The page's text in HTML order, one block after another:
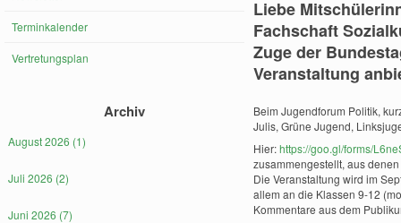
Liebe
Fachschaft
Zuge der
Veranstaltung
Beim Jugendforum Politik,
Julis, Grüne Jugend,
Hier:https://goo.gl/forms/
zusammengestellt, aus
Die Veranstaltung wird im
allem an die Klassen 9-12
Kommentare aus dem
Terminkalender
Vertretungsplan
Archiv
August 2026 (1)
Juli 2026 (2)
Juni 2026 (7)